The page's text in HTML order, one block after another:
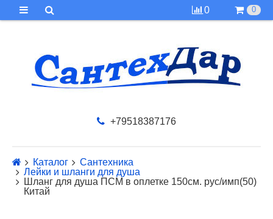
0 0
+79518387176
Каталог
Сантехника
Лейки и шланги для душа
Шланг для душа ПСМ в оплетке 150см. рус/имп(50)
Китай